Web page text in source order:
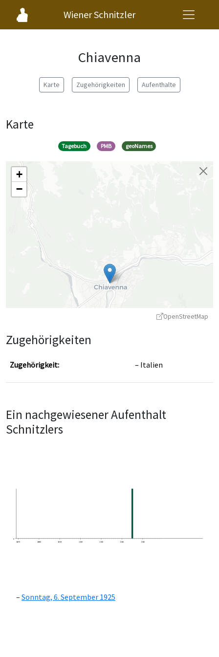
Wiener Schnitzler
Chiavenna
Karte Zugehörigkeiten Aufenthalte
Karte
Tagebuch PMB geoNames
+
−
OpenStreetMap
Zugehörigkeiten
Zugehörigkeit: Italien
Ein nachgewiesener Aufenthalt
Schnitzlers
0
1870
1880 1890 1900 1910 1920 1930
Sonntag, 6. September 1925